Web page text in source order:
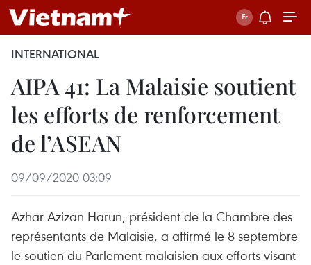
INTERNATIONAL
AIPA 41: La Malaisie soutient
les efforts de renforcement
de l’ASEAN
09/09/2020 03:09
Azhar Azizan Harun, président de la Chambre des
représentants de Malaisie, a affirmé le 8 septembre
le soutien du Parlement malaisien aux efforts visant